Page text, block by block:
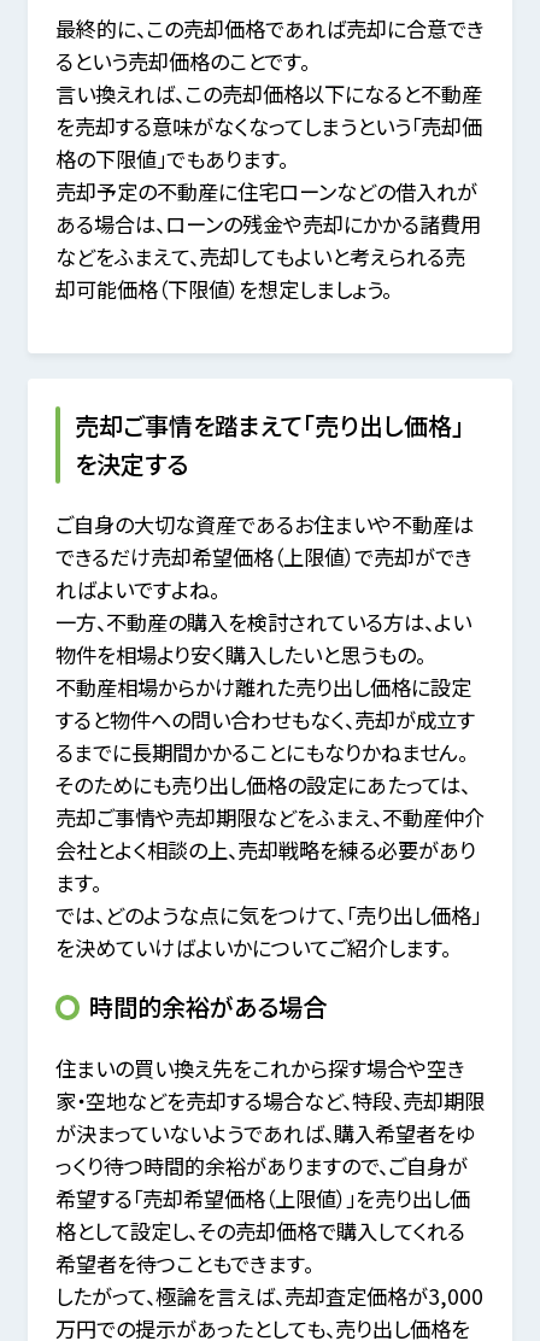
最終的に、この売却価格であれば売却に合意でき
るという売却価格のことです。
言い換えれば、この売却価格以下になると不動産
を売却する意味がなくなってしまうという「売却価
格の下限値」でもあります。
売却予定の不動産に住宅ローンなどの借入れが
ある場合は、 ローンの残金や売却にかかる諸費用
などをふまえて、売却してもよいと考えられる売
却可能価格（下限値）を想定しましょう。
売却ご事情を踏まえて「売り出し価格」
を決定する
ご自身の大切な資産であるお住まいや不動産は
できるだけ売却希望価格（上限値）で売却ができ
ればよいですよね。
一方、不動産の購入を検討されている方は、よい
物件を相場より安く購入したいと思うもの。
不動産相場からかけ離れた売り出し価格に設定
すると物件への問い合わせもなく、売却が成立す
るまでに長期間かかることにもなりかねません。
そのためにも売り出し価格の設定にあたっては、
売却ご事情や売却期限などをふまえ、不動産仲介
会社とよく相談の上、売却戦略を練る必要があり
ます。
では、どのような点に気をつけて、「売り出し価格」
を決めていけばよいかについてご紹介します。
時間的余裕がある場合
住まいの買い換え先をこれから探す場合や空き
家・空地などを売却する場合など、特段、売却期限
が決まっていないようであれば、購入希望者をゆ
っくり待つ時間的余裕がありますので、ご自身が
希望する「売却希望価格（上限値）」を売り出し価
格として設定し、その売却価格で購入してくれる
希望者を待つこともできます。
したがって、極論を言えば、売却査定価格が3,000
万円での提示があったとしても、売り出し価格を